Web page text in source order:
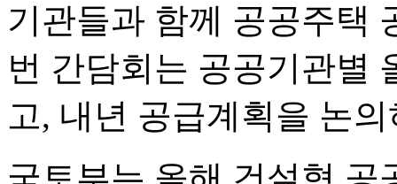
기관들과 함께 공공주택
번 간담회는 공공기관별
고, 내년 공급계획을 논